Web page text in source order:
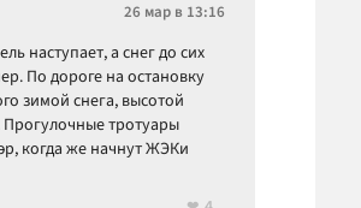
26 мар в 13:16
наступает, а снег до сих
По дороге на остановку
зимой снега, высотой
Прогулочные тротуары
когда же начнут ЖЭКи